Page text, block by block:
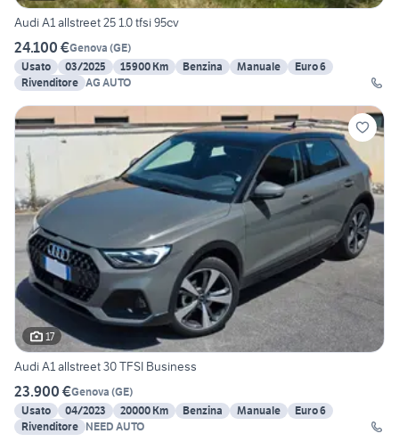
Audi A1 allstreet 25 1.0 tfsi 95cv
24.100 €Genova (GE)
Usato
03/2025 15900 Km Benzina Manuale
Euro 6
Rivenditore AG AUTO
17
Audi A1 allstreet 30 TFSI Business
23.900 €Genova (GE)
Usato
04/2023 20000 Km Benzina Manuale
Euro 6
Rivenditore NEED AUTO